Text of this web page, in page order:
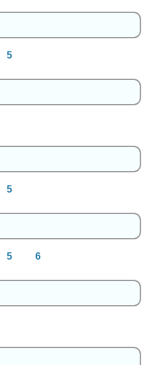
5
5
5 6